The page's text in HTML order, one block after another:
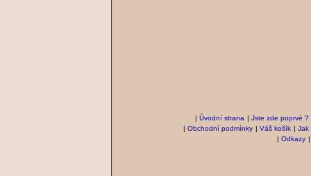
| Úvodní strana | Jste zde poprvé ?
| Obchodní podmínky | Váš košík | Jak
| Odkazy